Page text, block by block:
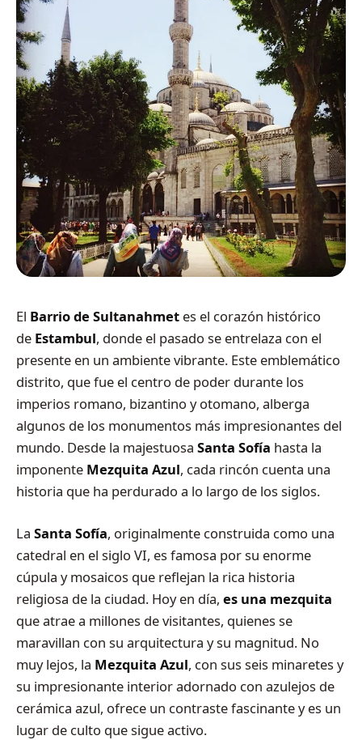
El Barrio de Sultanahmet es el corazón histórico
de Estambul, donde el pasado se entrelaza con el
presente en un ambiente vibrante. Este emblemático
distrito, que fue el centro de poder durante los
imperios romano, bizantino y otomano, alberga
algunos de los monumentos más impresionantes del
mundo. Desde la majestuosa Santa Sofía hasta la
imponente Mezquita Azul, cada rincón cuenta una
historia que ha perdurado a lo largo de los siglos.
La Santa Sofía, originalmente construida como una
catedral en el siglo VI, es famosa por su enorme
cúpula y mosaicos que reflejan la rica historia
religiosa de la ciudad. Hoy en día, es una mezquita
que atrae a millones de visitantes, quienes se
maravillan con su arquitectura y su magnitud. No
muy lejos, la Mezquita Azul, con sus seis minaretes y
su impresionante interior adornado con azulejos de
cerámica azul, ofrece un contraste fascinante y es un
lugar de culto que sigue activo.